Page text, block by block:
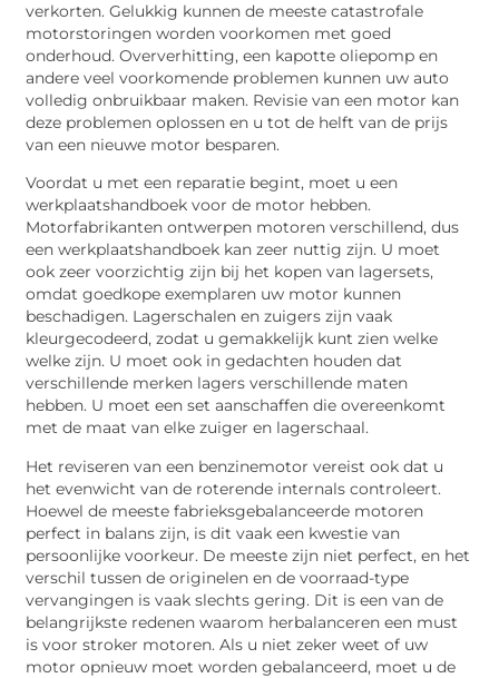
verkorten. Gelukkig kunnen de meeste catastrofale
motorstoringen worden voorkomen met goed
onderhoud. Oververhitting, een kapotte oliepomp en
andere veel voorkomende problemen kunnen uw auto
volledig onbruikbaar maken. Revisie van een motor kan
deze problemen oplossen en u tot de helft van de prijs
van een nieuwe motor besparen.
Voordat u met een reparatie begint, moet u een
werkplaatshandboek voor de motor hebben.
Motorfabrikanten ontwerpen motoren verschillend, dus
een werkplaatshandboek kan zeer nuttig zijn. U moet
ook zeer voorzichtig zijn bij het kopen van lagersets,
omdat goedkope exemplaren uw motor kunnen
beschadigen. Lagerschalen en zuigers zijn vaak
kleurgecodeerd, zodat u gemakkelijk kunt zien welke
welke zijn. U moet ook in gedachten houden dat
verschillende merken lagers verschillende maten
hebben. U moet een set aanschaffen die overeenkomt
met de maat van elke zuiger en lagerschaal.
Het reviseren van een benzinemotor vereist ook dat u
het evenwicht van de roterende internals controleert.
Hoewel de meeste fabrieksgebalanceerde motoren
perfect in balans zijn, is dit vaak een kwestie van
persoonlijke voorkeur. De meeste zijn niet perfect, en het
verschil tussen de originelen en de voorraad-type
vervangingen is vaak slechts gering. Dit is een van de
belangrijkste redenen waarom herbalanceren een must
is voor stroker motoren. Als u niet zeker weet of uw
motor opnieuw moet worden gebalanceerd, moet u de